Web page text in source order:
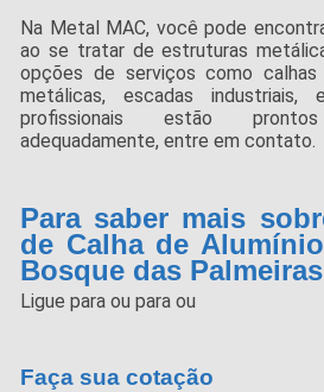
Na Metal MAC, você pode
ao se tratar de estruturas
opções de serviços como calhas
metálicas, escadas industriais,
profissionais estão
adequadamente, entre em contato.
Para saber mais
de Calha de
Bosque das Palmeiras
Ligue paraou paraou
Faça sua cotação